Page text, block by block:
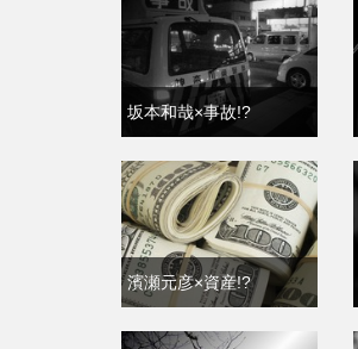
坂本和哉×事故!?
濱瀬元彦×資産!?